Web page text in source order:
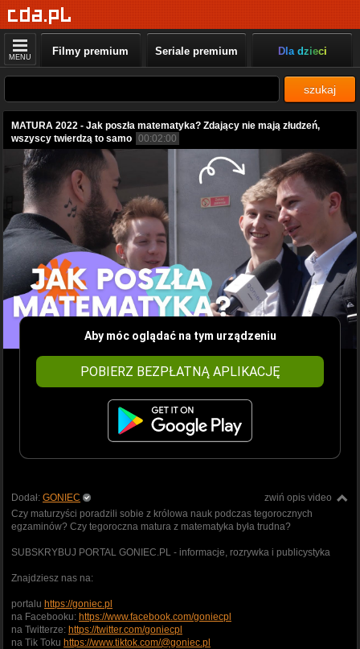
MENU Filmy premium Seriale premium Dla dzieci
szukaj
MATURA 2022 - Jak poszła matematyka? Zdający nie mają złudzeń,
wszyscy twierdzą to samo 00:02:00
Aby móc oglądać na tym urządzeniu
POBIERZ BEZPŁATNĄ APLIKACJĘ
zwiń opis video
Dodał: GONIEC
Czy maturzyści poradzili sobie z królowa nauk podczas tegorocznych
egzaminów? Czy tegoroczna matura z matematyka była trudna?
SUBSKRYBUJ PORTAL GONIEC.PL - informacje, rozrywka i publicystyka
Znajdziesz nas na:
portalu https://goniec.pl
na Facebooku: https://www.facebook.com/goniecpl
na Twitterze: https://twitter.com/goniecpl
na Tik Toku https://www.tiktok.com/@goniec.pl